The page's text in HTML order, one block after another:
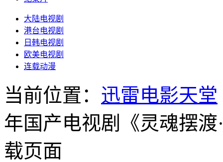
大陆电视剧
港台电视剧
日韩电视剧
欧美电视剧
连载动漫
当前位置： 迅雷电影天堂
年国产电视剧《灵魂摆渡
载页面